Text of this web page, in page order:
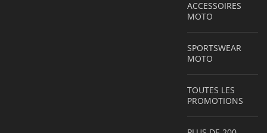
ACCESSOIRES
MOTO
SPORTSWEAR
MOTO
TOUTES LES
PROMOTIONS